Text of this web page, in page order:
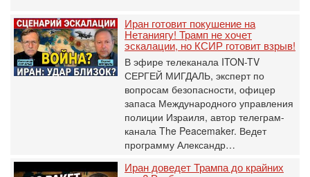
Иран готовит покушение на
Нетаниягу! Трамп не хочет
эскалации, но КСИР готовит взрыв!
В эфире телеканала ITON-TV
СЕРГЕЙ МИГДАЛЬ, эксперт по
вопросам безопасности, офицер
запаса Международного управления
полиции Израиля, автор телеграм-
канала The Peacemaker. Ведет
программу Александр…
Иран доведет Трампа до крайних